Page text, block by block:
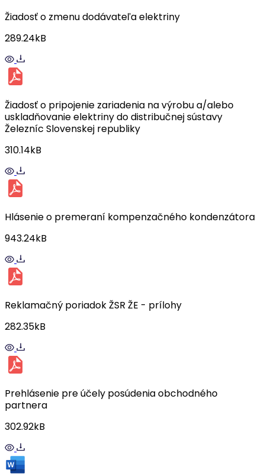
Žiadosť o zmenu dodávateľa elektriny
289.24kB
Žiadosť o pripojenie zariadenia na výrobu a/alebo
uskladňovanie elektriny do distribučnej sústavy
Železníc Slovenskej republiky
310.14kB
Hlásenie o premeraní kompenzačného kondenzátora
943.24kB
Reklamačný poriadok ŽSR ŽE - prílohy
282.35kB
Prehlásenie pre účely posúdenia obchodného
partnera
302.92kB